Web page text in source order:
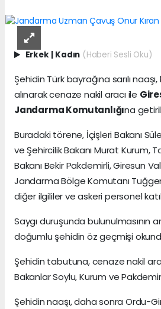
Erkek | Kadın (Haberi Sesli Oku)
Şehidin Türk bayrağına sarılı
alınarak cenaze nakil aracı ile
Jandarma Komutanlığına
Buradaki törene, İçişleri Bakanı
ve Şehircilik Bakanı Murat Kurum,
Bakanı Bekir Pakdemirli, Giresun
Jandarma Bölge Komutanı
diğer ilgililer ve askeri personel
Saygı duruşunda bulunulmasının
doğumlu şehidin öz geçmişi
Şehidin tabutuna, cenaze nakil
Bakanlar Soylu, Kurum ve
Şehidin naaşı, daha sonra Ordu-